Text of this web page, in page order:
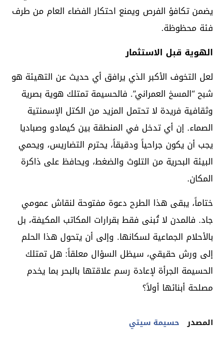
يضمن تكافؤ الفرص ويمنع احتكار الفضاء العام من طرف
فئة محظوظة.
الهوية قبل الاستثمار
لعل التخوف الأكبر الذي يرافق أي حديث عن التهيئة هو
شبح “المسخ العمراني”. فالحسيمة تمتلك هوية بصرية
وثقافية فريدة لا تحتمل المزيد من الكتل الإسمنتية
الصماء. إن أي تدخل في المنطقة بين كيمادو وصباديا
يجب أن يكون جراحياً ودقيقاً، يحترم التضاريس، ويحمي
البيئة البحرية من التلوث والضغط، ويحافظ على ذاكرة
المكان.
ختاماً، يبقى هذا الطرح دعوة مفتوحة لنقاش عمومي
جاد. فالمدن لا تُبنى فقط بقرارات المكاتب المكيفة، بل
بالأحلام الجماعية لسكانها. وإلى أن يتحول هذا الحلم
إلى ورش حقيقي، سيظل السؤال معلقاً: هل تمتلك
الحسيمة الجرأة لإعادة رسم علاقتها بالبحر بما يخدم
مصلحة أبنائها أولاً؟
المصدر حسيمة سيتي